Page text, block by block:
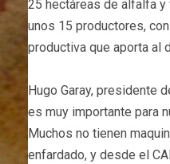
25 hectáreas de alfalfa
unos 15 productores,
productiva que aporta al
Hugo Garay, presidente
es muy importante para
Muchos no tienen
enfardado, y desde el